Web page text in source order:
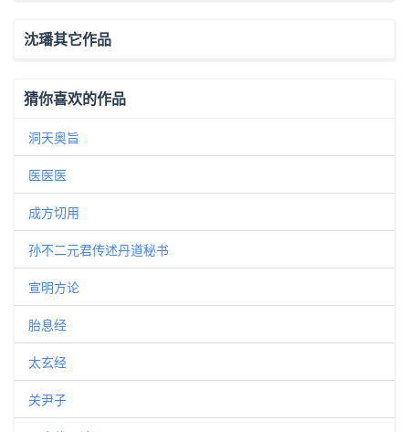
沈璠其它作品
猜你喜欢的作品
洞天奥旨
医医医
成方切用
孙不二元君传述丹道秘书
宣明方论
胎息经
太玄经
关尹子